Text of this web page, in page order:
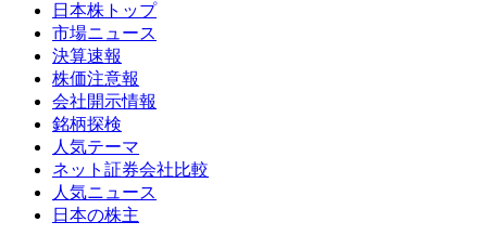
日本株トップ
市場ニュース
決算速報
株価注意報
会社開示情報
銘柄探検
人気テーマ
ネット証券会社比較
人気ニュース
日本の株主